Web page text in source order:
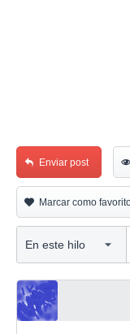
Enviar post
Marcar como